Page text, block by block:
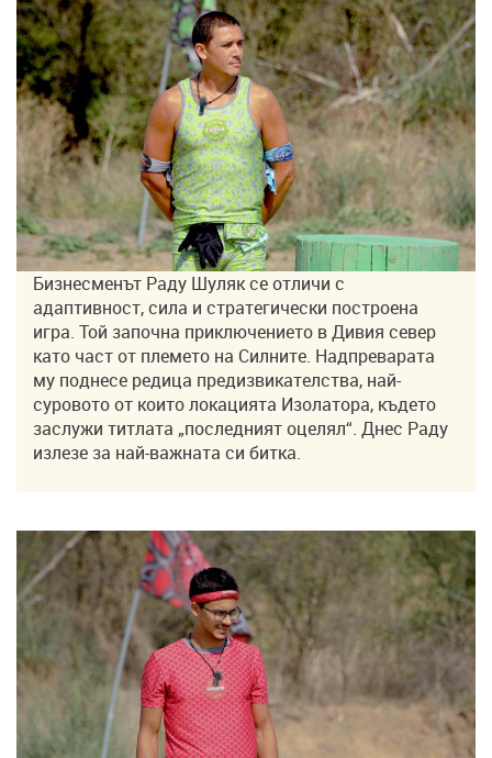
Бизнесменът Раду Шуляк се отличи с
адаптивност, сила и стратегически построена
игра. Той започна приключението в Дивия север
като част от племето на Силните. Надпреварата
му поднесе редица предизвикателства, най-
суровото от които локацията Изолатора, където
заслужи титлата „последният оцелял“. Днес Раду
излезе за най-важната си битка.